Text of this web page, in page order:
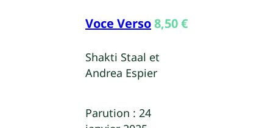
Voce Verso8,50€
Shakti Staal et
Andrea Espier
Parution : 24